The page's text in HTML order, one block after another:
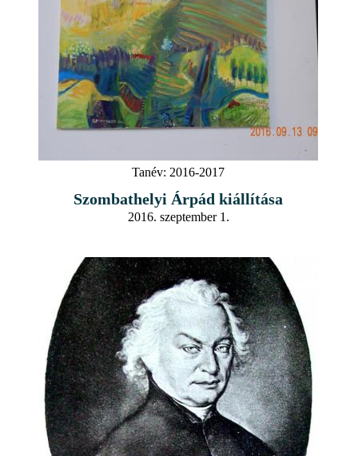
Tanév: 2016-2017
Szombathelyi Árpád kiállítása
2016. szeptember 1.